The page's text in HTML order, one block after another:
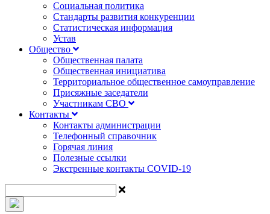
Социальная политика
Стандарты развития конкуренции
Статистическая информация
Устав
Общество
Общественная палата
Общественная инициатива
Территориальное общественное самоуправление
Присяжные заседатели
Участникам СВО
Контакты
Контакты администрации
Телефонный справочник
Горячая линия
Полезные ссылки
Экстренные контакты COVID-19